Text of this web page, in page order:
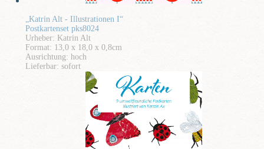
„Katrin Alt - Illustrationen I“
Postkartenset pks8024
Urheber: Katrin Alt
Format: 13,0 x 18,0 x 0,8cm
Ausrichtung: hoch
Lieferbar: sofort